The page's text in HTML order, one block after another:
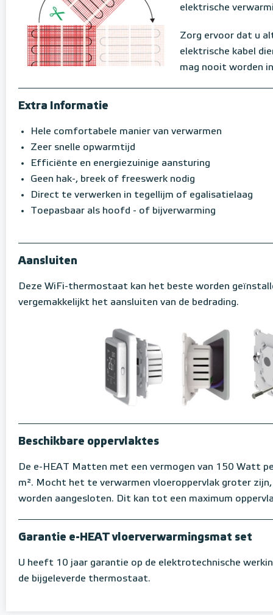
elektrische
Zorg ervoor dat u
elektrische kabel
mag nooit worden
Extra Informatie
Hele comfortabele manier van verwarmen
Zeer snelle opwarmtijd
Efficiënte en energiezuinige aansturing
Geen hak-, breek of freeswerk nodig
Direct te verwerken in tegellijm of egalisatielaag
Toepasbaar als hoofd - of bijverwarming
Aansluiten
Deze WiFi-thermostaat kan het beste worden
vergemakkelijkt het aansluiten van de bedrading.
Beschikbare oppervlaktes
De e-HEAT Matten met een vermogen van 150 Watt
m². Mocht het te verwarmen vloeroppervlak groter
worden aangesloten. Dit kan tot een maximum
Garantie e-HEAT vloerverwarmingsmat set
U heeft 10 jaar garantie op de elektrotechnische
de bijgeleverde thermostaat.